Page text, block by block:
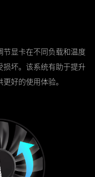
节显卡在不同负载和温度
损坏。该系统有助于提升
好的使用体验。